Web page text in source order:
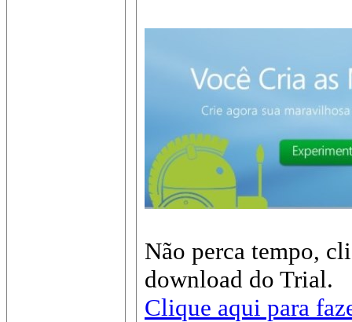
Não perca tempo,
download do Trial.
Clique aqui para